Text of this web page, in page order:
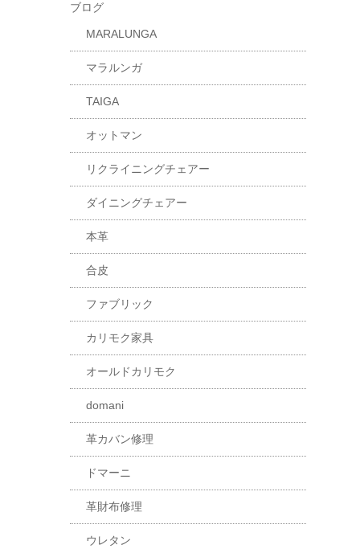
ブログ
MARALUNGA
マラルンガ
TAIGA
オットマン
リクライニングチェアー
ダイニングチェアー
本革
合皮
ファブリック
カリモク家具
オールドカリモク
domani
革カバン修理
ドマーニ
革財布修理
ウレタン